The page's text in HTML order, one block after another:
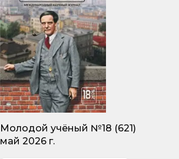
Молодой учёный №18 (621)
май 2026 г.